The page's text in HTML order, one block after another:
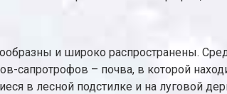
и широко распространены.
сапротрофов – почва, в которой
в лесной подстилке и на луговой